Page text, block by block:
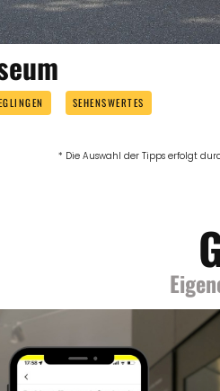
SEHENSWERTES
* Die Auswahl der Tipps erfolgt